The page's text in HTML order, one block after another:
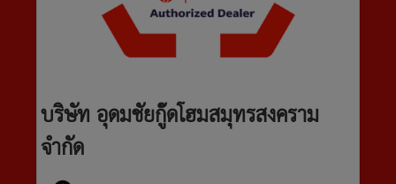
บริษัท อุดมชัยกู๊ดโฮมสมุทรสงคราม
จำกัด